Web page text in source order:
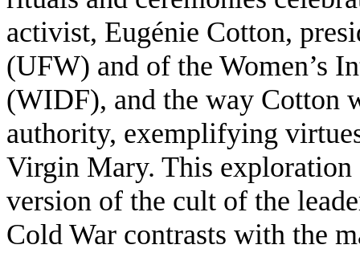
activist, Eugénie Cotton,
(UFW) and of the Women’s
(WIDF), and the way Cotton
authority, exemplifying
Virgin Mary. This exploration
version of the cult of the
Cold War contrasts with the